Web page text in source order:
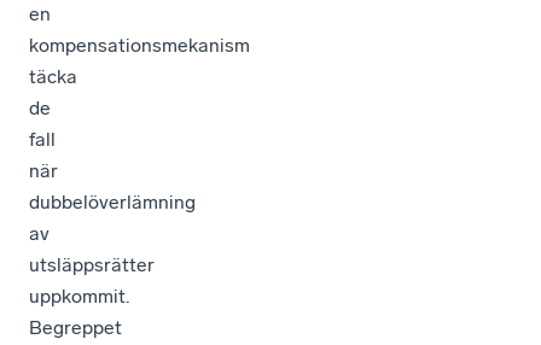
en
kompensationsmekanism
täcka
de
fall
när
dubbelöverlämning
av
utsläppsrätter
uppkommit.
Begreppet